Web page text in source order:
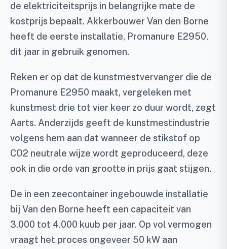
de elektriciteitsprijs in belangrijke mate de
kostprijs bepaalt. Akkerbouwer Van den Borne
heeft de eerste installatie, Promanure E2950,
dit jaar in gebruik genomen.
Reken er op dat de kunstmestvervanger die de
Promanure E2950 maakt, vergeleken met
kunstmest drie tot vier keer zo duur wordt, zegt
Aarts. Anderzijds geeft de kunstmestindustrie
volgens hem aan dat wanneer de stikstof op
CO2 neutrale wijze wordt geproduceerd, deze
ook in die orde van grootte in prijs gaat stijgen.
De in een zeecontainer ingebouwde installatie
bij Van den Borne heeft een capaciteit van
3.000 tot 4.000 kuub per jaar. Op vol vermogen
vraagt het proces ongeveer 50 kW aan